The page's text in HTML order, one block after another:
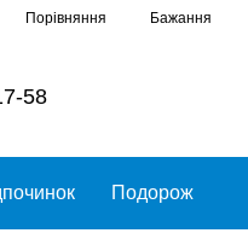
Порівняння Бажання
58
Подорож